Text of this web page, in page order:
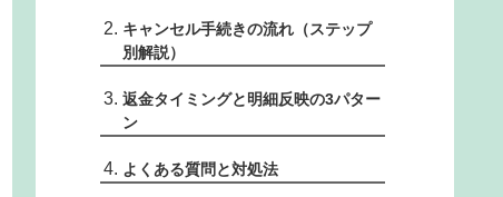
キャンセル手続きの流れ（ステップ
別解説）
返金タイミングと明細反映の3パター
ン
よくある質問と対処法